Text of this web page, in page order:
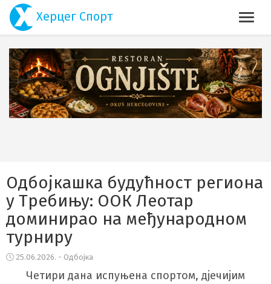
Херцег Спорт
Одбојкашка будућност региона
у Требињу: ООК Леотар
доминирао на међународном
турниру
25.06.2026. - Одбојка
Четири дана испуњена спортом, дјечијим